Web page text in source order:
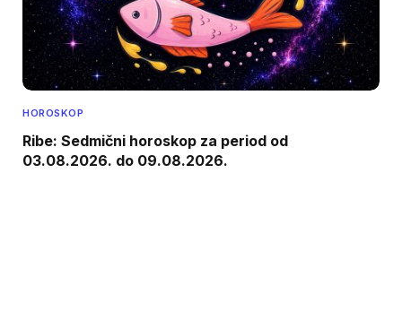
HOROSKOP
Ribe: Sedmični horoskop za period od
03.08.2026. do 09.08.2026.